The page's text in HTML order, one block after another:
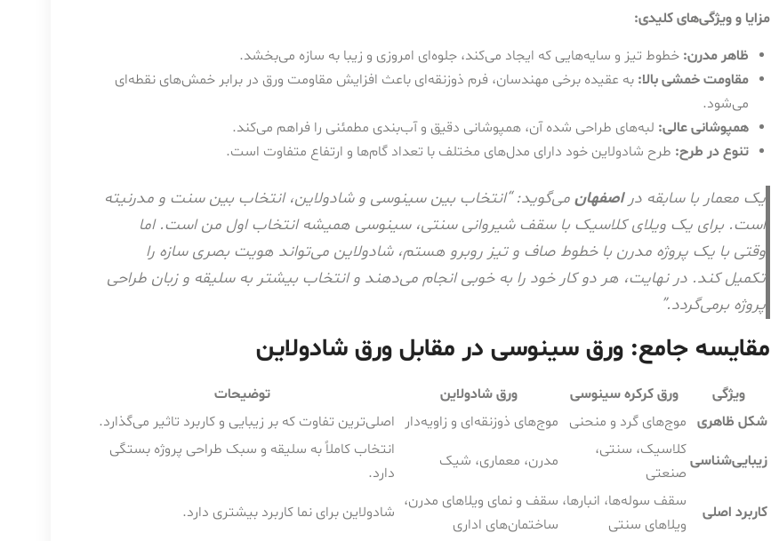
مزایا و ویژگی‌های کلیدی:
ظاهر مدرن: خطوط تیز و سایه‌هایی که ایجاد می‌کند، جلوه‌ای امروزی و زیبا به سازه می‌بخشد.
مقاومت خمشی بالا: به عقیده برخی مهندسان، فرم ذوزنقه‌ای باعث افزایش مقاومت ورق در برابر خمش‌های نقطه‌ای
می‌شود.
همپوشانی عالی: لبه‌های طراحی شده آن، همپوشانی دقیق و آب‌بندی مطمئنی را فراهم می‌کند.
تنوع در طرح: طرح شادولاین خود دارای مدل‌های مختلف با تعداد گام‌ها و ارتفاع متفاوت است.
یک معمار با سابقه دراصفهان می‌گوید: “انتخاب بین سینوسی و شادولاین، انتخاب بین سنت و مدرنیته
است. برای یک ویلای کلاسیک با سقف شیروانی سنتی، سینوسی همیشه انتخاب اول من است. اما
وقتی با یک پروژه مدرن با خطوط صاف و تیز روبرو هستم، شادولاین می‌تواند هویت بصری سازه را
تکمیل کند. در نهایت، هر دو کار خود را به خوبی انجام می‌دهند و انتخاب بیشتر به سلیقه و زبان طراحی
پروژه برمی‌گردد.”
مقایسه جامع: ورق سینوسی در مقابل ورق شادولاین
ویژگی ورق کرکره سینوسی ورق شادولاین
توضیحات
شکل ظاهری موج‌های گرد و منحنی موج‌های ذوزنقه‌ای و زاویه‌دار
اصلی‌ترین تفاوت که بر زیبایی و کاربرد تاثیر می‌گذارد.
زیبایی‌شناسی
کلاسیک، سنتی،
صنعتی
مدرن، معماری، شیک
انتخاب کاملاً به سلیقه و سبک طراحی پروژه بستگی
دارد.
کاربرد اصلی
سقف سوله‌ها، انبارها،
ویلاهای سنتی
سقف و نمای ویلاهای مدرن،
ساختمان‌های اداری
شادولاین برای نما کاربرد بیشتری دارد.